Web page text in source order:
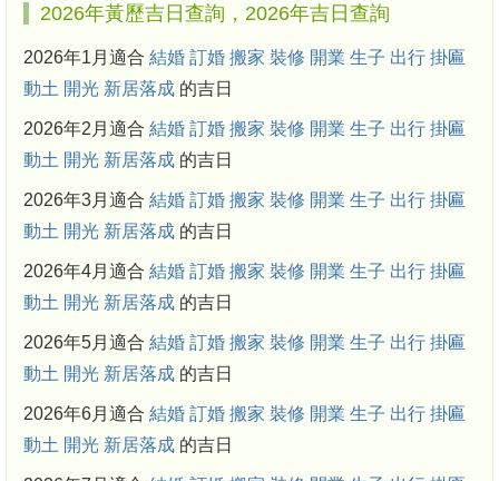
2026年黃歷吉日查詢，2026年吉日查詢
2026年1月適合 結婚 訂婚 搬家 裝修 開業 生子 出行 掛匾
動土 開光 新居落成 的吉日
2026年2月適合 結婚 訂婚 搬家 裝修 開業 生子 出行 掛匾
動土 開光 新居落成 的吉日
2026年3月適合 結婚 訂婚 搬家 裝修 開業 生子 出行 掛匾
動土 開光 新居落成 的吉日
2026年4月適合 結婚 訂婚 搬家 裝修 開業 生子 出行 掛匾
動土 開光 新居落成 的吉日
2026年5月適合 結婚 訂婚 搬家 裝修 開業 生子 出行 掛匾
動土 開光 新居落成 的吉日
2026年6月適合 結婚 訂婚 搬家 裝修 開業 生子 出行 掛匾
動土 開光 新居落成 的吉日